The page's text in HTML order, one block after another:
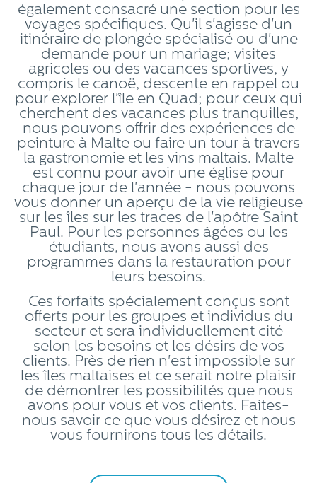
également consacré une section pour les
voyages spécifiques. Qu'il s'agisse d'un
itinéraire de plongée spécialisé ou d'une
demande pour un mariage; visites
agricoles ou des vacances sportives, y
compris le canoë, descente en rappel ou
pour explorer l'île en Quad; pour ceux qui
cherchent des vacances plus tranquilles,
nous pouvons offrir des expériences de
peinture à Malte ou faire un tour à travers
la gastronomie et les vins maltais. Malte
est connu pour avoir une église pour
chaque jour de l'année - nous pouvons
vous donner un aperçu de la vie religieuse
sur les îles sur les traces de l'apôtre Saint
Paul. Pour les personnes âgées ou les
étudiants, nous avons aussi des
programmes dans la restauration pour
leurs besoins.
Ces forfaits spécialement conçus sont
offerts pour les groupes et individus du
secteur et sera individuellement cité
selon les besoins et les désirs de vos
clients. Près de rien n'est impossible sur
les îles maltaises et ce serait notre plaisir
de démontrer les possibilités que nous
avons pour vous et vos clients. Faites-
nous savoir ce que vous désirez et nous
vous fournirons tous les détails.